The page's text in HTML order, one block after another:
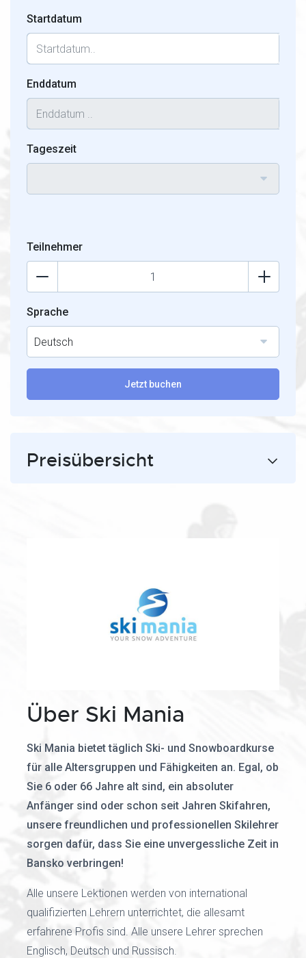
Startdatum
Enddatum
Tageszeit
Teilnehmer
Sprache
Deutsch
Jetzt buchen
Preisübersicht
Über Ski Mania
Ski Mania bietet täglich Ski- und Snowboardkurse
für alle Altersgruppen und Fähigkeiten an. Egal, ob
Sie 6 oder 66 Jahre alt sind, ein absoluter
Anfänger sind oder schon seit Jahren Skifahren,
unsere freundlichen und professionellen Skilehrer
sorgen dafür, dass Sie eine unvergessliche Zeit in
Bansko verbringen!
Alle unsere Lektionen werden von international
qualifizierten Lehrern unterrichtet, die allesamt
erfahrene Profis sind. Alle unsere Lehrer sprechen
Englisch, Deutsch und Russisch.